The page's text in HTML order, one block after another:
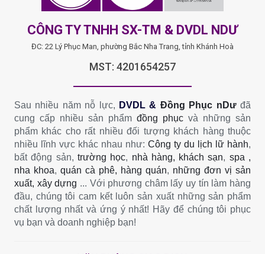
CÔNG TY TNHH SX-TM & DVDL NDƯ
ĐC: 22 Lý Phục Man, phường Bắc Nha Trang, tỉnh Khánh Hoà
MST: 4201654257
Sau nhiều năm nỗ lực, DVDL & Đồng Phục nDưđã
cung cấp nhiều sản phẩm đồng phục và những sản
phẩm khác cho rất nhiều đối tượng khách hàng thuộc
nhiều lĩnh vực khác nhau như: Công ty du lịch lữ hành,
bất động sản, trường học, nhà hàng, khách sạn, spa ,
nha khoa, quán cà phê, hàng quán, những đơn vị sản
xuất, xây dựng ... Với phương châm lấy uy tín làm hàng
đầu, chúng tôi cam kết luôn sản xuất những sản phẩm
chất lượng nhất và ứng ý nhất! Hãy để chúng tôi phục
vụ bạn và doanh nghiệp bạn!